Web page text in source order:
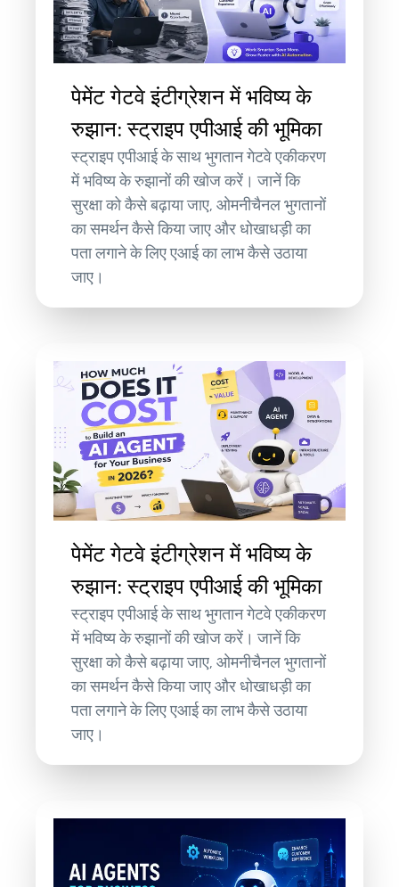
पेमेंट गेटवे इंटीग्रेशन में भविष्य के
रुझान: स्ट्राइप एपीआई की भूमिका
स्ट्राइप एपीआई के साथ भुगतान गेटवे एकीकरण
में भविष्य के रुझानों की खोज करें। जानें कि
सुरक्षा को कैसे बढ़ाया जाए, ओमनीचैनल भुगतानों
का समर्थन कैसे किया जाए और धोखाधड़ी का
पता लगाने के लिए एआई का लाभ कैसे उठाया
जाए।
पेमेंट गेटवे इंटीग्रेशन में भविष्य के
रुझान: स्ट्राइप एपीआई की भूमिका
स्ट्राइप एपीआई के साथ भुगतान गेटवे एकीकरण
में भविष्य के रुझानों की खोज करें। जानें कि
सुरक्षा को कैसे बढ़ाया जाए, ओमनीचैनल भुगतानों
का समर्थन कैसे किया जाए और धोखाधड़ी का
पता लगाने के लिए एआई का लाभ कैसे उठाया
जाए।